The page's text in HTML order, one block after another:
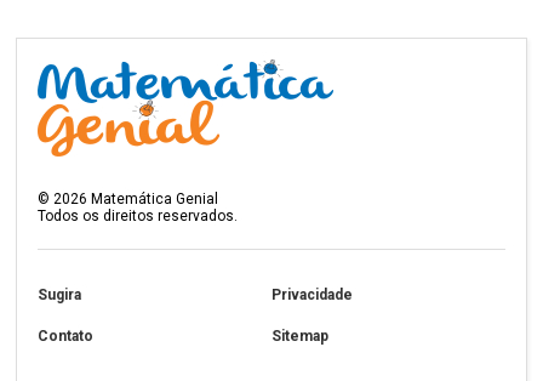
©2026 Matemática Genial
Todos os direitos reservados.
Sugira Privacidade
Contato Sitemap